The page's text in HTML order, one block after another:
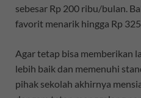
sebesar Rp 200 ribu/bulan.
favorit menarik hingga Rp
Agar tetap bisa memberikan
lebih baik dan memenuhi
pihak sekolah akhirnya